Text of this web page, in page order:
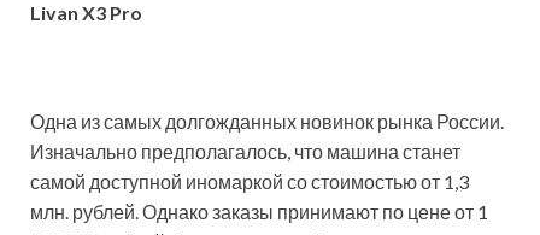
Livan X3 Pro
Одна из самых долгожданных новинок рынка России.
Изначально предполагалось, что машина станет
самой доступной иномаркой со стоимостью от 1,3
млн. рублей. Однако заказы принимают по цене от 1